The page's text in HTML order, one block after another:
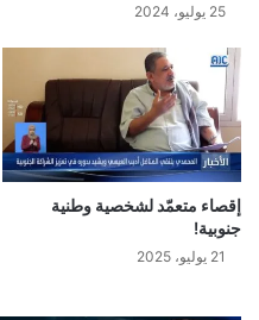
25 يوليو، 2024
إقصاء متعمّد لشخصية وطنية
جنوبية!
21 يوليو، 2025